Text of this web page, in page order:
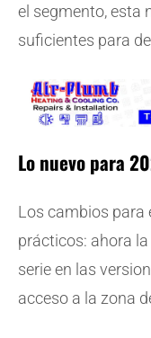
el segmento, esta
suficientes para
Lo nuevo para
Los cambios para
prácticos: ahora
serie en las
acceso a la zona